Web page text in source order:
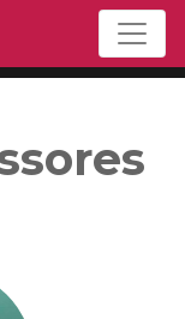
Menu